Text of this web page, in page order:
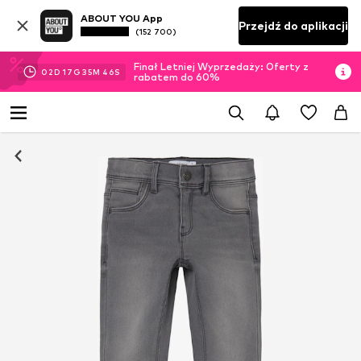
ABOUT YOU App
(152 700) Przejdź do aplikacji
02D 17 G 35M 45S
Finał Letniej Wyprzedaży: Oferty z
rabatem do 60%